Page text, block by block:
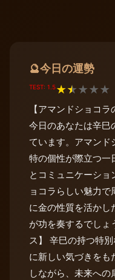
🔮今日の運勢
TEST: 1.5★★★★★
【アマンドショコ
今日のあなたは辛巳
ています。アマンド
特の個性が際立つ一
とコミュニケーショ
ョコラらしい魅力
に金の性質を活かし
が功を奏するでしょ
ス】 辛巳の持つ特
に新しい気づきをも
しながら、未来へ